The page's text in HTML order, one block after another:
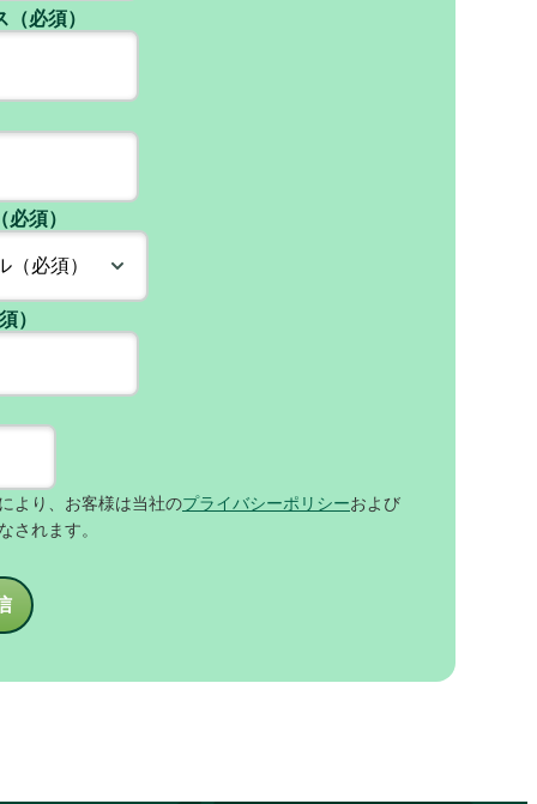
必須）
須）
）
より、お客様は当社のプライバシーポリシーおよび
されます。